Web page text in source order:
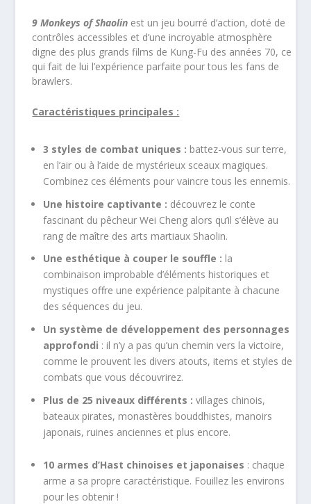
9 Monkeys of Shaolin est un jeu bourré d’action, doté de
contrôles accessibles et d’une incroyable atmosphère
digne des plus grands films de Kung-Fu des années 70, ce
qui fait de lui l’expérience parfaite pour tous les fans de
brawlers.
Caractéristiques principales :
3 styles de combat uniques : battez-vous sur terre,
en l’air ou à l’aide de mystérieux sceaux magiques.
Combinez ces éléments pour vaincre tous les ennemis.
Une histoire captivante : découvrez le conte
fascinant du pêcheur Wei Cheng alors qu’il s’élève au
rang de maître des arts martiaux Shaolin.
Une esthétique à couper le souffle : la
combinaison improbable d’éléments historiques et
mystiques offre une expérience palpitante à chacune
des séquences du jeu.
Un système de développement des personnages
approfondi : il n’y a pas qu’un chemin vers la victoire,
comme le prouvent les divers atouts, items et styles de
combats que vous découvrirez.
Plus de 25 niveaux différents : villages chinois,
bateaux pirates, monastères bouddhistes, manoirs
japonais, ruines anciennes et plus encore.
10 armes d’Hast chinoises et japonaises : chaque
arme a sa propre caractéristique. Fouillez les environs
pour les obtenir !